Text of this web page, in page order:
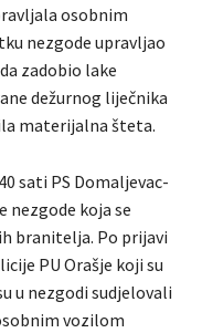
osobnim
nezgode upravljao
zadobio lake
dežurnog liječnika
materijalna šteta.
sati PS Domaljevac-
nezgode koja se
branitelja. Po prijavi
PU Orašje koji su
u nezgodi sudjelovali
vozilom